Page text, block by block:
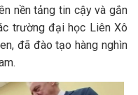
nền tảng tin cậy và gắn
trường đại học Liên Xô
đã đào tạo hàng nghìn